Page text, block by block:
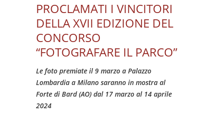
PROCLAMATI I VINCITORI
DELLA XVII EDIZIONE DEL
CONCORSO
“FOTOGRAFARE IL PARCO”
Le foto premiate il 9 marzo a Palazzo
Lombardia a Milano saranno in mostra al
Forte di Bard (AO) dal 17 marzo al 14 aprile
2024